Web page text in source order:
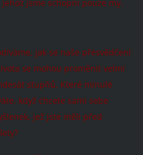
jsme schopni pouze my.
jak se naše přesvědčení
se mohou proměnit velmi
stupňů. Které minulé
když chcete sami sebe
jež jste měli před